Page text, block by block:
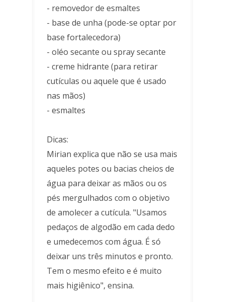
- removedor de esmaltes
- base de unha (pode-se optar por
base fortalecedora)
- oléo secante ou spray secante
- creme hidrante (para retirar
cutículas ou aquele que é usado
nas mãos)
- esmaltes
Dicas:
Mirian explica que não se usa mais
aqueles potes ou bacias cheios de
água para deixar as mãos ou os
pés mergulhados com o objetivo
de amolecer a cutícula. "Usamos
pedaços de algodão em cada dedo
e umedecemos com água. É só
deixar uns três minutos e pronto.
Tem o mesmo efeito e é muito
mais higiênico", ensina.